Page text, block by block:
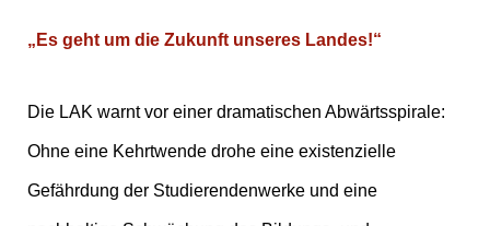
„Es geht um die Zukunft unseres Landes!“
Die LAK warnt vor einer dramatischen Abwärtsspirale:
Ohne eine Kehrtwende drohe eine existenzielle
Gefährdung der Studierendenwerke und eine